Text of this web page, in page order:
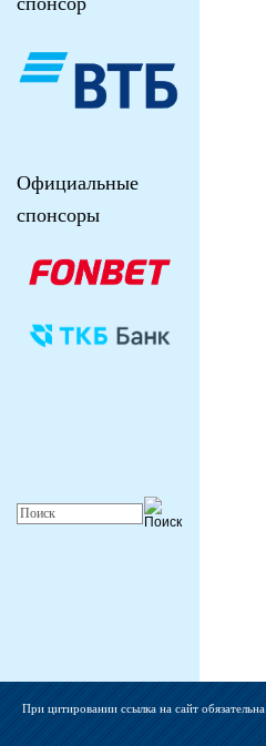
Официальные
спонсоры
При цитировании ссылка на сайт обязательна